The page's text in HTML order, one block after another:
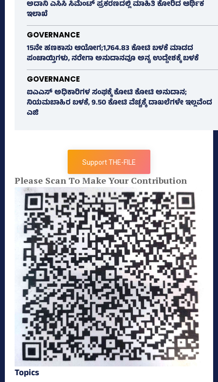
ಅದಾನಿ ಎಸಿಸಿ ಸಿಮೆಂಟ್ ಪ್ರಕರಣದಲ್ಲಿ ಮಾಹಿತಿ ಕೋರಿದ ಆರ್ಥಿಕ
ಇಲಾಖೆ
GOVERNANCE
15ನೇ ಹಣಕಾಸು ಆಯೋಗ;1,764.83 ಕೋಟಿ ಬಳಕೆ ಮಾಡದ
ಪಂಚಾಯ್ತಿಗಳು, ನರೇಗಾ ಅನುದಾನವೂ ಅನ್ಯ ಉದ್ದೇಶಕ್ಕೆ ಬಳಕೆ
GOVERNANCE
ಐಎಎಸ್‌ ಅಧಿಕಾರಿಗಳ ಸಂಘಕ್ಕೆ ಕೋಟಿ ಕೋಟಿ ಅನುದಾನ;
ನಿಯಮಬಾಹಿರ ಬಳಕೆ, 9.50 ಕೋಟಿ ವೆಚ್ಚಕ್ಕೆ ದಾಖಲೆಗಳೇ ಇಲ್ಲವೆಂದ
ಎಜಿ
Support THE-FILE
Please Scan To Make Your Contribution
Topics